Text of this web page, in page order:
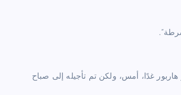
غدًا، أمس، ولكن تم تأجيله إلى صباح